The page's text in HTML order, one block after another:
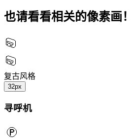
也请看看相关的像素画！
复古风格
32px
寻呼机